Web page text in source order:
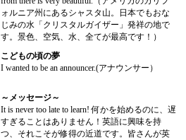
ォルニア州にあるシャスタ山。日本でもおな
じみの水「クリスタルガイザー」発祥の地で
す。景色、空気、水、全てが最高です！）
こどもの頃の夢
I wanted to be an announcer.(アナウンサー）
～メッセージ～
It is never too late to learn! 何かを始めるのに、遅
すぎることはありません！英語に興味を持
つ、それこそが修得の近道です。皆さんが英